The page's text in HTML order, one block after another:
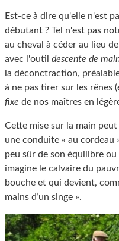
Est-ce à dire qu'elle n'est
débutant ? Tel n'est pas
au cheval à céder au lieu
avec l'outil descente de
la déconctraction,
à ne pas tirer sur les rênes
fixe de nos maîtres en
Cette mise sur la main
une conduite « au cordeau
peu sûr de son équilibre
imagine le calvaire du
bouche et qui devient,
mains d’un singe ».